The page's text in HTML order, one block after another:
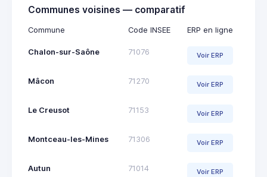
Communes voisines — comparatif
Commune Code INSEE ERP en ligne
Chalon-sur-Saône 71076 Voir ERP
Mâcon 71270 Voir ERP
Le Creusot 71153 Voir ERP
Montceau-les-Mines 71306 Voir ERP
Autun 71014 Voir ERP